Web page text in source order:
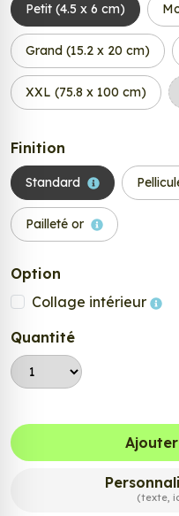
Petit (4.5 x 6 cm)
Grand (15.2 x 20 cm)
XXL (75.8 x 100 cm)
Finition
Standard
Pailleté or
Option
Collage intérieur
Quantité
(texte,